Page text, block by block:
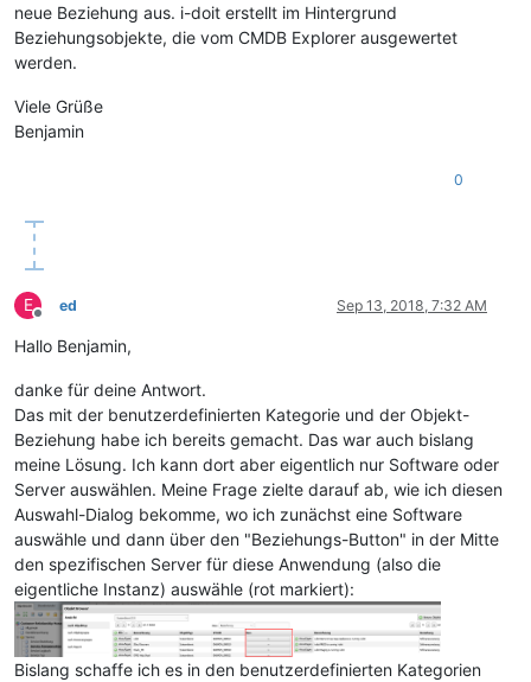
neue Beziehung aus. i-doit erstellt im Hintergrund
Beziehungsobjekte, die vom CMDB Explorer ausgewertet
werden.
Viele Grüße
Benjamin
0
E
Offline
ed Sep 13, 2018, 7:32 AM
Hallo Benjamin,
danke für deine Antwort.
Das mit der benutzerdefinierten Kategorie und der Objekt-
Beziehung habe ich bereits gemacht. Das war auch bislang
meine Lösung. Ich kann dort aber eigentlich nur Software oder
Server auswählen. Meine Frage zielte darauf ab, wie ich diesen
Auswahl-Dialog bekomme, wo ich zunächst eine Software
auswähle und dann über den "Beziehungs-Button" in der Mitte
den spezifischen Server für diese Anwendung (also die
eigentliche Instanz) auswähle (rot markiert):
Bislang schaffe ich es in den benutzerdefinierten Kategorien